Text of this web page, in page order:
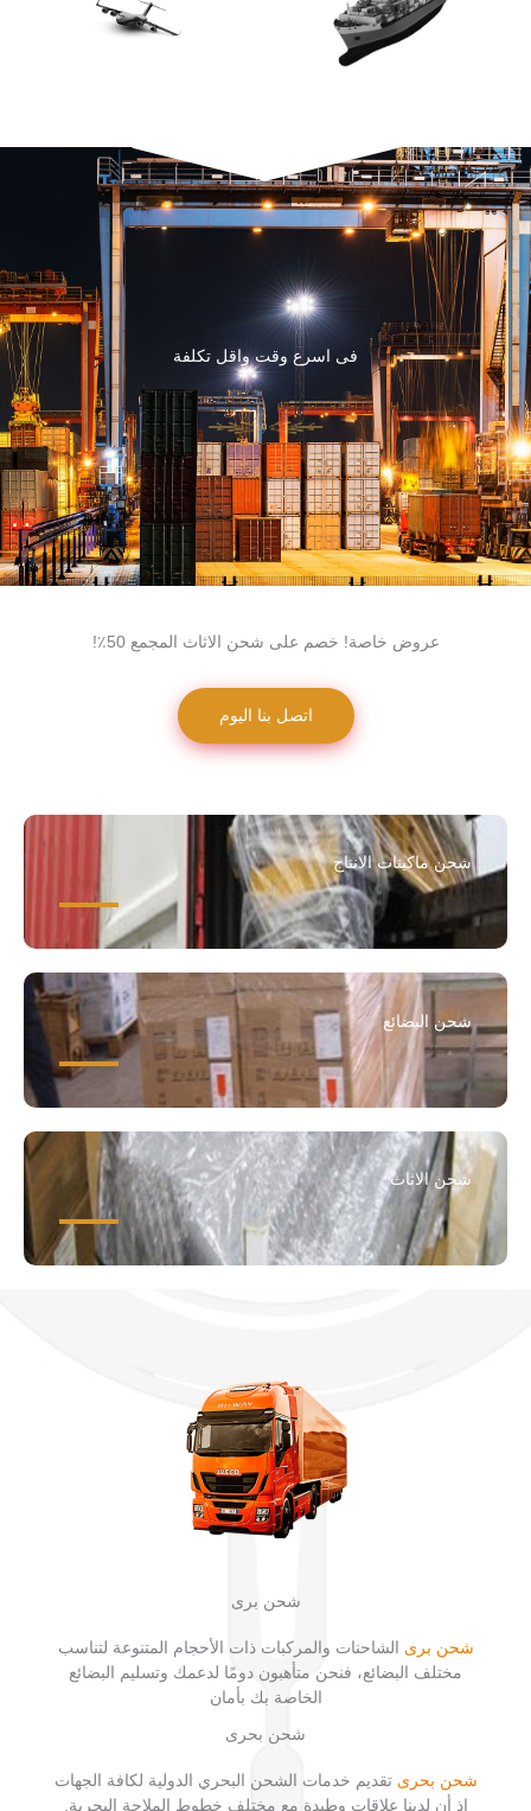
فى اسرع وقت واقل تكلفة
عروض خاصة! خصم على شحن الاثاث المجمع 50٪!
اتصل بنا اليوم
شحن ماكينات الانتاج
شحن البضائع
شحن الاثاث
شحن برى
شحن برى الشاحنات والمركبات ذات الأحجام المتنوعة لتناسب
مختلف البضائع، فنحن متأهبون دومًا لدعمك وتسليم البضائع
الخاصة بك بأمان
شحن بحرى
شحن بحرى تقديم خدمات الشحن البحري الدولية لكافة الجهات
إذ أن لدينا علاقات وطيدة مع مختلف خطوط الملاحة البحرية.